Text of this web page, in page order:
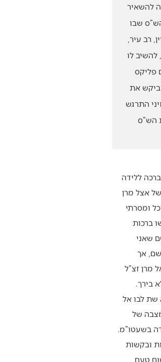
להשאיר
שבו
רב עיר,
לו
פליקס
את
התרגש
הש”ס
ללידה
אצל מרן
ומסרתי
ברכות
שאני
אך
מרן זצ”ל
בירך.
שת לבו אל
של
בשעטו”מ.
ובקשות
טעם